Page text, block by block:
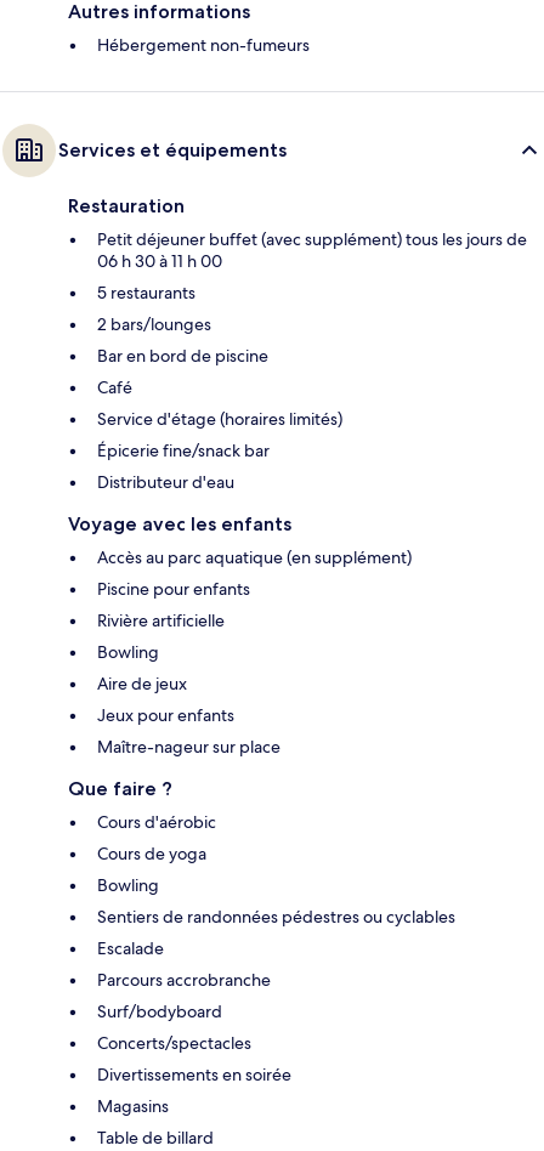
Autres informations
Hébergement non-fumeurs
Services et équipements
Restauration
Petit déjeuner buffet (avec supplément) tous les jours de
06 h 30 à 11 h 00
5 restaurants
2 bars/lounges
Bar en bord de piscine
Café
Service d'étage (horaires limités)
Épicerie fine/snack bar
Distributeur d'eau
Voyage avec les enfants
Accès au parc aquatique (en supplément)
Piscine pour enfants
Rivière artificielle
Bowling
Aire de jeux
Jeux pour enfants
Maître-nageur sur place
Que faire ?
Cours d'aérobic
Cours de yoga
Bowling
Sentiers de randonnées pédestres ou cyclables
Escalade
Parcours accrobranche
Surf/bodyboard
Concerts/spectacles
Divertissements en soirée
Magasins
Table de billard